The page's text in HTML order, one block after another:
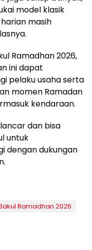
model klasik
masih
Ramadhan 2026,
ini dapat
pelaku usaha serta
momen Ramadan
kendaraan.
dan bisa
untuk
dengan dukungan
Ramadhan 2026